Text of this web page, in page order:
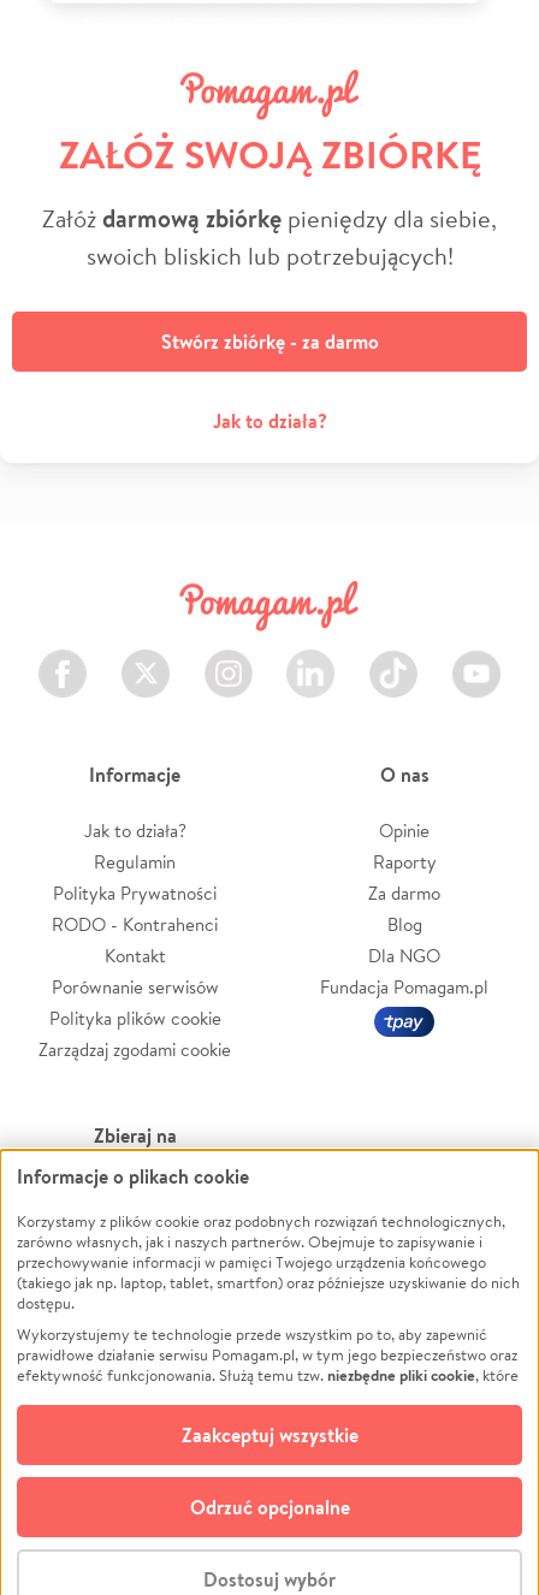
ZAŁÓŻ SWOJĄ ZBIÓRKĘ
Załóżdarmową zbiórkę pieniędzy dla siebie,
swoich bliskich lub potrzebujących!
Stwórz zbiórkę - za darmo
Jak to działa?
Facebook Twitter Instagram LinkedIn TikTok Youtube
Informacje
Jak to działa?
Regulamin
Polityka Prywatności
RODO - Kontrahenci
Kontakt
Porównanie serwisów
Polityka plików cookie
Zarządzaj zgodami cookie
O nas
Opinie
Raporty
Za darmo
Blog
Dla NGO
Fundacja Pomagam.pl
Zbieraj na
Leczenie
Zwierzęta
Pożar
Ukraina
Pomoc Finansowa
Projekty
Pogrzeb
Społeczność lokalna
Kultura
Powódź
Wichura
NGO
Edukacja
Podróż
Impreza
Ochrona środowiska
Biznes
© CROWDING SP. Z O.O.
Informacje o plikach cookie
Korzystamy z plików cookie oraz podobnych rozwiązań technologicznych,
zarówno własnych, jak i naszych partnerów. Obejmuje to zapisywanie i
przechowywanie informacji w pamięci Twojego urządzenia końcowego
(takiego jak np. laptop, tablet, smartfon) oraz późniejsze uzyskiwanie do nich
dostępu.
Wykorzystujemy te technologie przede wszystkim po to, aby zapewnić
prawidłowe działanie serwisu Pomagam.pl, w tym jego bezpieczeństwo oraz
efektywność funkcjonowania. Służą temu tzw.niezbędne pliki cookie, które
opcjonalnych plików cookie
technologii do celów analitycznych i retargetingowych. Możesz wyrazić
zgodę na ich stosowanie lub jej odmówić. W dowolnym momencie masz
możliwość zmiany swoich preferencji na stronie „Zarządzaj zgodami cookie”,
do której link znajdziesz w stopce serwisu Pomagam.pl. Opcjonalne pliki
cookie wykorzystywane są w następujących celach:
działanie serwisu Pomagam.pl. Dzięki nim możemy zrozumieć, jak
Dostosuj wybór
Odrzuć opcjonalne
Zaakceptuj wszystkie